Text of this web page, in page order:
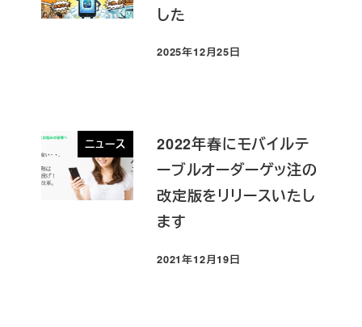
した
投稿日
2025年12月25日
ニュース
2022年春にモバイルテ
ーブルオーダーゲッ注の
改定版をリリースいたし
ます
投稿日
2021年12月19日